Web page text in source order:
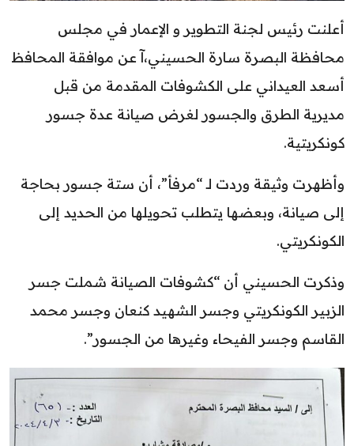
أعلنت رئيس لجنة التطوير و الإعمار في مجلس
محافظة البصرة سارة الحسيني،آ عن موافقة المحافظ
أسعد العيداني على الكشوفات المقدمة من قبل
مديرية الطرق والجسور لغرض صيانة عدة جسور
كونكريتية.
وأظهرت وثيقة وردت لـ “مرفأ”، أن ستة جسور بحاجة
إلى صيانة، وبعضها يتطلب تحويلها من الحديد إلى
الكونكريتي.
وذكرت الحسيني أن “كشوفات الصيانة شملت جسر
الزبير الكونكريتي وجسر الشهيد كنعان وجسر محمد
القاسم وجسر الفيحاء وغيرها من الجسور”.